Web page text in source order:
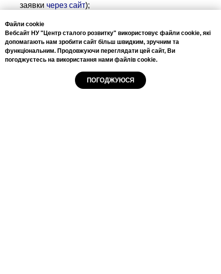
Файли cookie
Вебсайт НУ "Центр сталого розвитку" використовує файли cookie, які
допомагають нам зробити сайт більш швидким, зручним та
функціональним. Продовжуючи переглядати цей сайт, Ви
погоджуєтесь на використання нами файлів cookie.
ПОГОДЖУЮСЯ
заявки через сайт);
Євросоюз) та інших країн.
Детальна інформація